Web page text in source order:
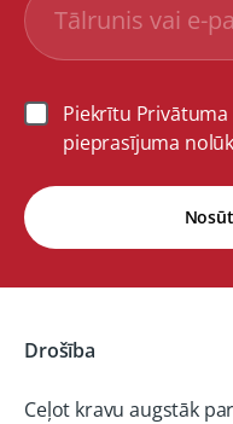
Piekrītu
pieprasījuma
Drošība
Ceļot kravu augstāk